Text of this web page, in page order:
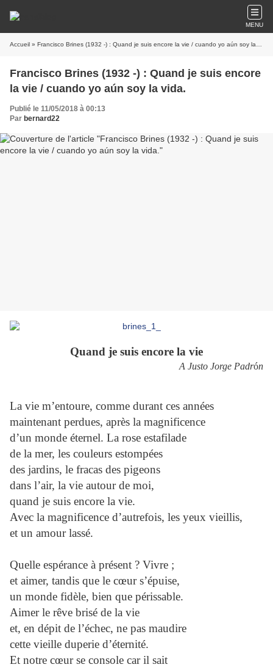
MENU
Accueil » Francisco Brines (1932 -) : Quand je suis encore la vie / cuando yo aún soy la vida.
Francisco Brines (1932 -) : Quand je suis encore
la vie / cuando yo aún soy la vida.
Publié le 11/05/2018 à 00:13
Par bernard22
Quand je suis encore la vie
A Justo Jorge Padrón
La vie m’entoure, comme durant ces années
maintenant perdues, après la magnificence
d’un monde éternel. La rose estafilade
de la mer, les couleurs estompées
des jardins, le fracas des pigeons
dans l’air, la vie autour de moi,
quand je suis encore la vie.
Avec la magnificence d’autrefois, les yeux vieillis,
et un amour lassé.
Quelle espérance à présent ? Vivre ;
et aimer, tandis que le cœur s’épuise,
un monde fidèle, bien que périssable.
Aimer le rêve brisé de la vie
et, en dépit de l’échec, ne pas maudire
cette vieille duperie d’éternité.
Et notre cœur se console car il sait